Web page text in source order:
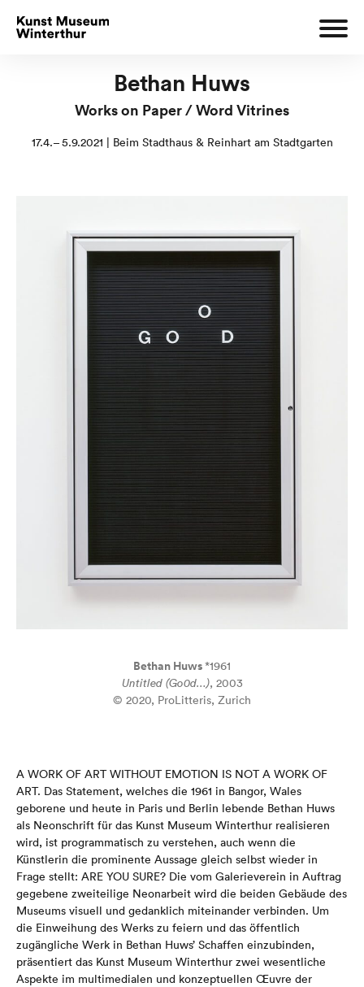
Bethan Huws
Works on Paper / Word Vitrines
17.4.– 5.9.2021 | Beim Stadthaus & Reinhart am Stadtgarten
Bethan Huws*1961
Untitled (Go0d…), 2003
© 2020, ProLitteris, Zurich
A WORK OF ART WITHOUT EMOTION IS NOT A WORK OF
ART. Das Statement, welches die 1961 in Bangor, Wales
geborene und heute in Paris und Berlin lebende Bethan Huws
als Neonschrift für das Kunst Museum Winterthur realisieren
wird, ist programmatisch zu verstehen, auch wenn die
Künstlerin die prominente Aussage gleich selbst wieder in
Frage stellt: ARE YOU SURE? Die vom Galerieverein in Auftrag
gegebene zweiteilige Neon­arbeit wird die beiden Gebäude des
Museums visuell und gedanklich miteinander verbinden. Um
die Einweihung des Werks zu feiern und das öffentlich
zugängliche Werk in Bethan Huws’ Schaffen einzubinden,
präsentiert das Kunst Museum Winterthur zwei wesentliche
Aspekte im multimedialen und konzeptuellen Œuvre der